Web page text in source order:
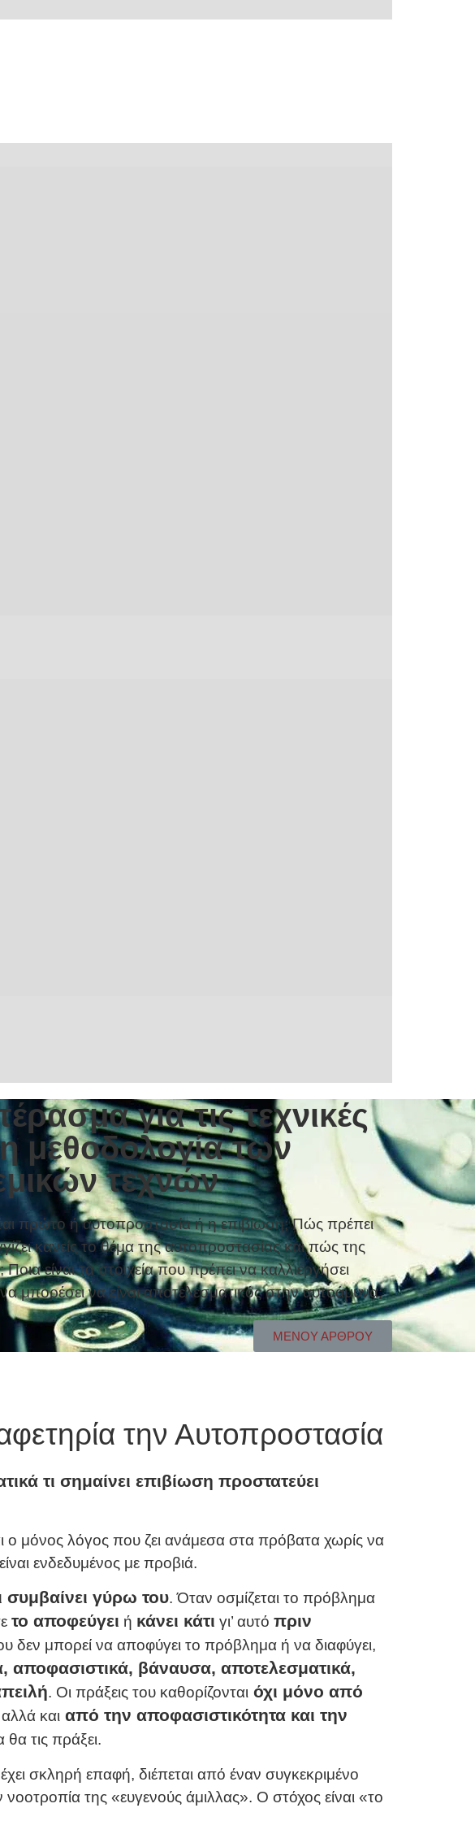
για τις τεχνικές
μεθοδολογία των
τεχνών
πρώτο ή αυτοπροστασία ή η επιβίωση; Πώς πρέπει
κανείς το θέμα της αυτοπροστασίας και πώς της
Ποια είναι τα στοιχεία που πρέπει να καλλιεργήσει
να μπορέσει να είναι αποτελεσματικός στην αυτοάμυνα;
ΜΕΝΟΥ ΑΡΘΡΟΥ
την Αυτοπροστασία
τι σημαίνει επιβίωση προστατεύει
ο μόνος λόγος που ζει ανάμεσα στα πρόβατα χωρίς να
ενδεδυμένος με προβιά.
συμβαίνει γύρω του. Όταν οσμίζεται το πρόβλημα
το αποφεύγει ή κάνει κάτι γι’ αυτό πριν
δεν μπορεί να αποφύγει το πρόβλημα ή να διαφύγει,
αποφασιστικά, βάναυσα, αποτελεσματικά,
. Οι πράξεις του καθορίζονται όχι μόνο από
και από την αποφασιστικότητα και την
θα τις πράξει.
σκληρή επαφή, διέπεται από έναν συγκεκριμένο
της «ευγενούς άμιλλας». Ο στόχος είναι «το